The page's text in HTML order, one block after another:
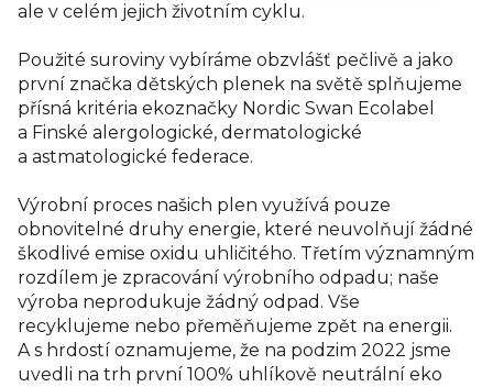
ale v celém jejich životním cyklu.
Použité suroviny vybíráme obzvlášť pečlivě a jako
první značka dětských plenek na světě splňujeme
přísná kritéria ekoznačky Nordic Swan Ecolabel
a Finské alergologické, dermatologické
a astmatologické federace.
Výrobní proces našich plen využívá pouze
obnovitelné druhy energie, které neuvolňují žádné
škodlivé emise oxidu uhličitého. Třetím významným
rozdílem je zpracování výrobního odpadu; naše
výroba neprodukuje žádný odpad. Vše
recyklujeme nebo přeměňujeme zpět na energii.
A s hrdostí oznamujeme, že na podzim 2022 jsme
uvedli na trh první 100% uhlíkově neutrální eko